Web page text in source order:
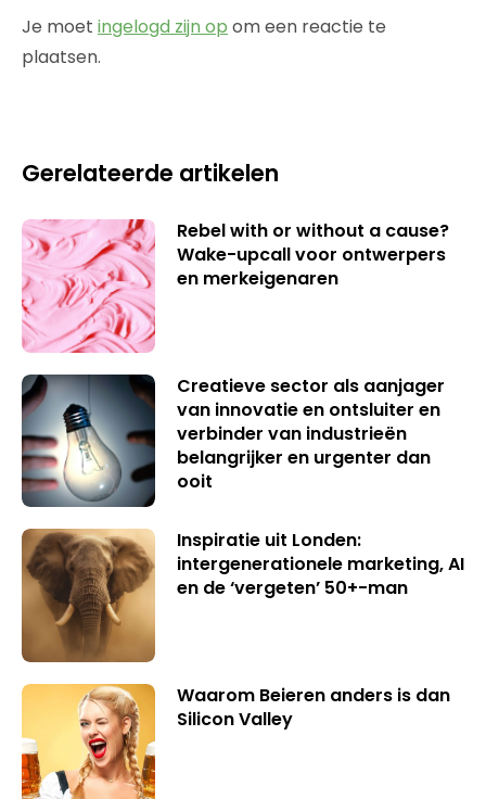
Je moet ingelogd zijn op om een reactie te
plaatsen.
Gerelateerde artikelen
Rebel with or without a cause?
Wake-upcall voor ontwerpers
en merkeigenaren
Creatieve sector als aanjager
van innovatie en ontsluiter en
verbinder van industrieën
belangrijker en urgenter dan
ooit
Inspiratie uit Londen:
intergenerationele marketing, AI
en de ‘vergeten’ 50+-man
Waarom Beieren anders is dan
Silicon Valley